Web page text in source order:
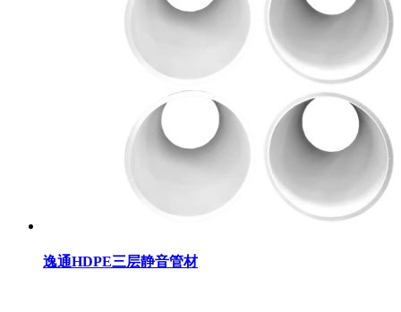
逸通HDPE三层静音管材